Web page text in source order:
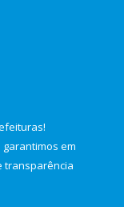
!
em
transparência